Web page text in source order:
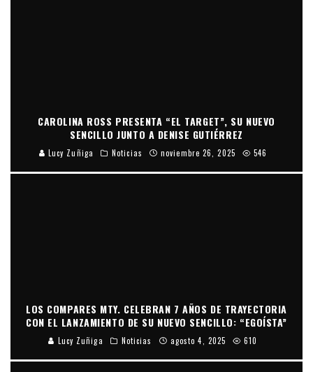
CAROLINA ROSS PRESENTA “EL TARGET”, SU NUEVO
SENCILLO JUNTO A DENISE GUTIÉRREZ
Lucy Zuñiga Noticias noviembre 26, 2025 546
LOS COMPARES MTY. CELEBRAN 7 AÑOS DE TRAYECTORIA
CON EL LANZAMIENTO DE SU NUEVO SENCILLO: “EGOÍSTA”
Lucy Zuñiga Noticias agosto 4, 2025 610